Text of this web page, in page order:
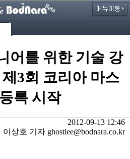
어를 위한 기술 강
3회 코리아 마스
록 시작
2012-09-13 12:46
이상호 기자 ghostlee@bodnara.co.kr